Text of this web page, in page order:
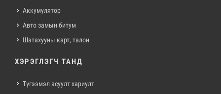
Аккумулятор
Авто замын битум
Шатахууны карт, талон
ХЭРЭГЛЭГЧ ТАНД
Түгээмэл асуулт хариулт